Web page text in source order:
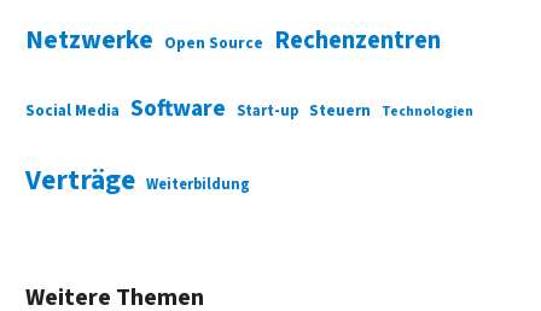
Netzwerke Open Source Rechenzentren
Social Media Software Start-up Steuern Technologien
Verträge Weiterbildung
Weitere Themen